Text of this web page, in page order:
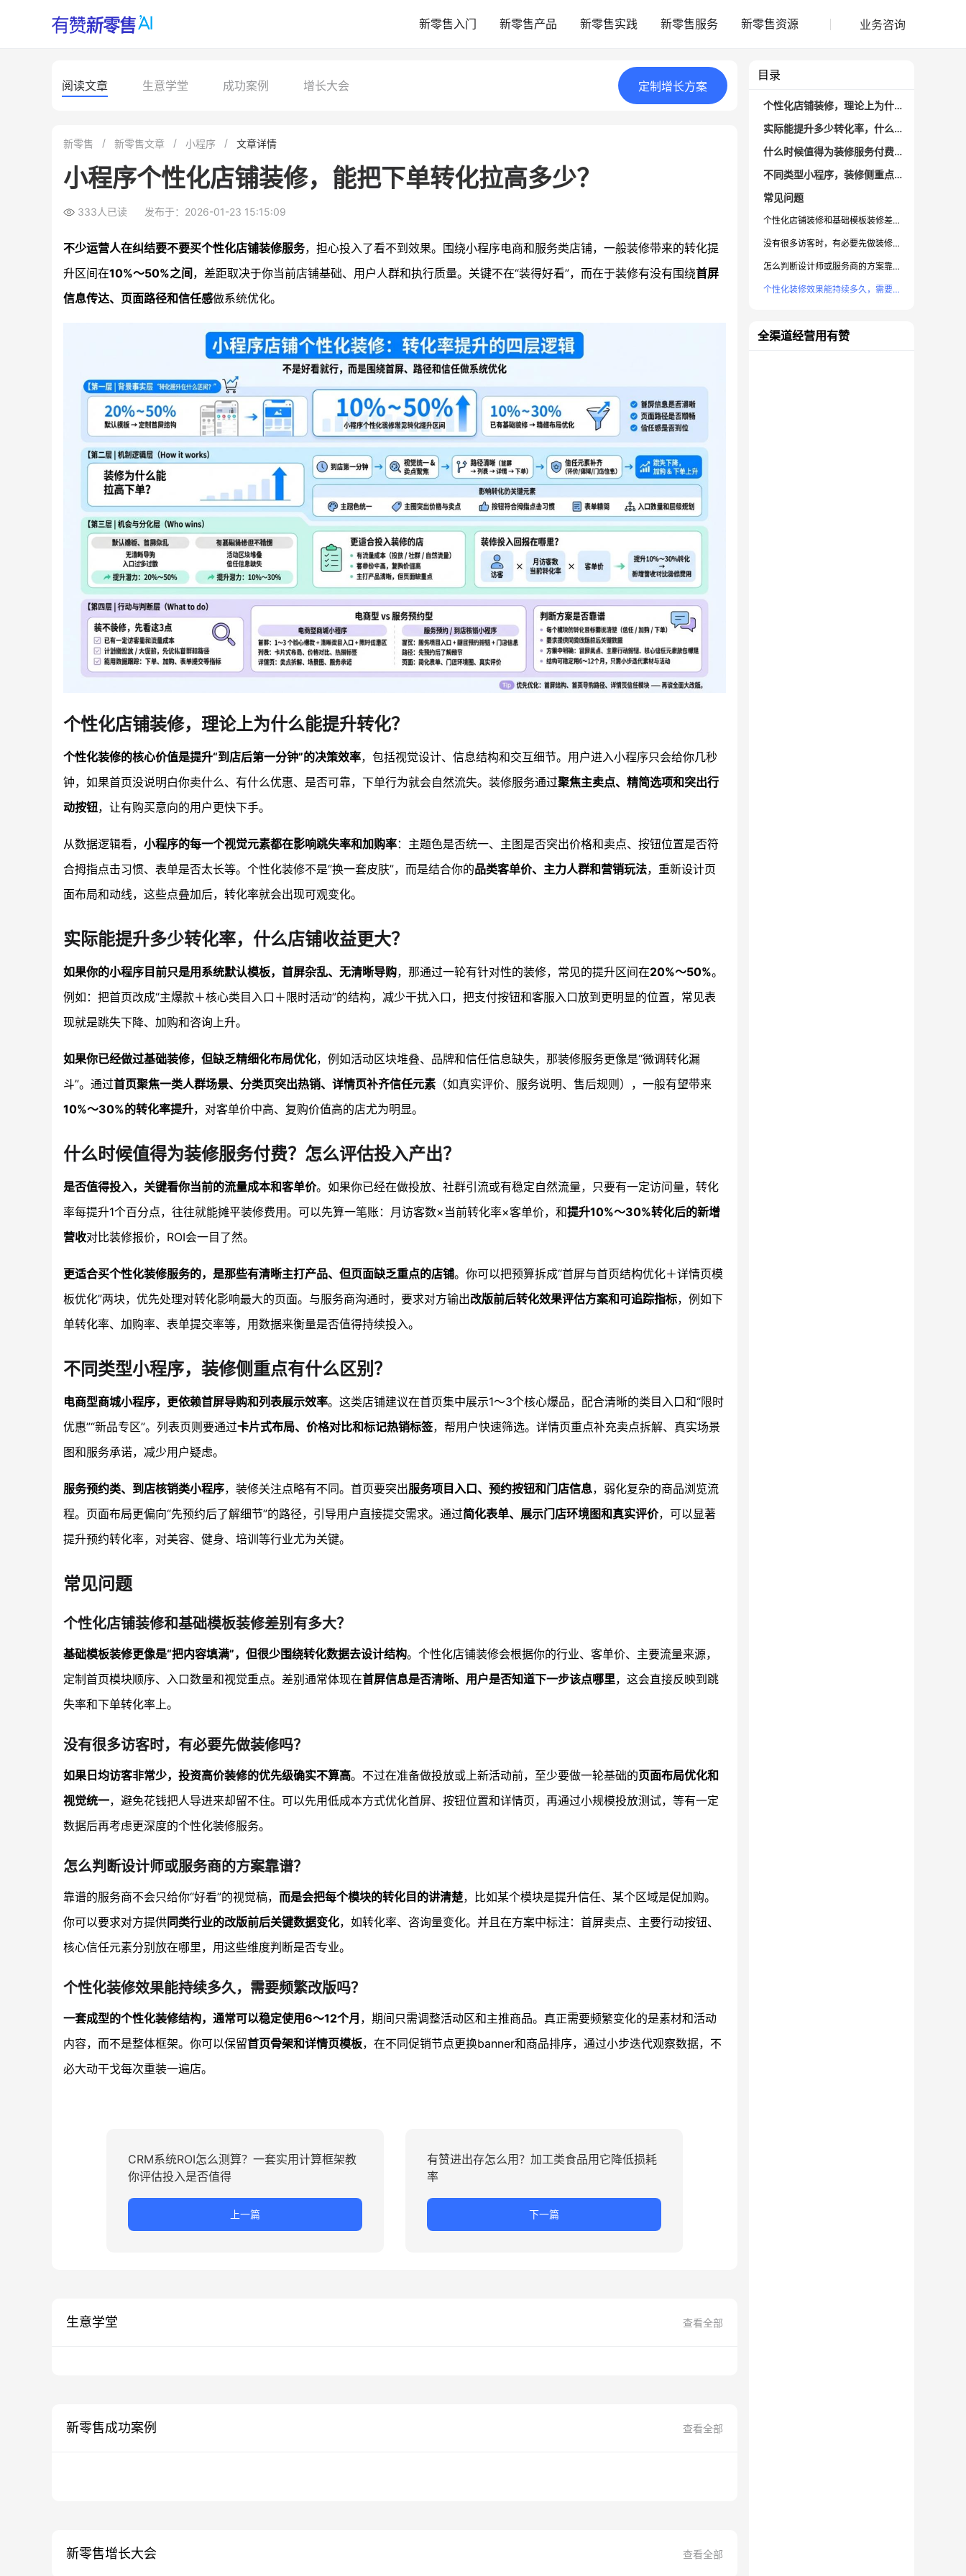
新零售入门 新零售产品 新零售实践 新零售服务 新零售资源 业务咨询
阅读文章 生意学堂 成功案例 增长大会 定制 增长方案
新零售 新零售文章 小程序 文章详情
小程序个性化店铺装修，能把下单转化拉高多少？
333人已读 发布于：2026-01-23 15:15:09
不少运营人在纠结要不要买个性化店铺装修服务，担心投入了看不到效果。围绕小程序电商和服务类店铺，一般装修带来的转化提
升区间在10%～50%之间 ，差距取决于你当前店铺基础、用户人群和执行质量。关键不在“装得好看”，而在于装修有没有围绕首屏
信息传达、页面路径和信任感做系统优化。
个性化店铺装修，理论上为什么能提升转化？
个性化装修的核心价值是提升“到店后第一分钟”的决策效率，包括视觉设计、信息结构和交互细节。用户进入小程序只会给你几秒
钟，如果首页没说明白你卖什么、有什么优惠、是否可靠，下单行为就会自然流失。装修服务通过聚焦主卖点、精简选项和突出行
动按钮，让有购买意向的用户更快下手。
从数据逻辑看， 小程序的每一个视觉元素都在影响跳失率和加购率：主题色是否统一、主图是否突出价格和卖点、按钮位置是否符
合拇指点击习惯、表单是否太长等。个性化装修不是“换一套皮肤”，而是结合你的品类客单价、主力人群和营销玩法，重新设计页
面布局和动线，这些点叠加后，转化率就会出现可观变化。
实际能提升多少转化率，什么店铺收益更大？
如果你的小程序目前只是用系统默认模板，首屏杂乱、无清晰导购，那通过一轮有针对性的装修，常见的提升区间在20%～50%。
例如：把首页改成“主爆款＋核心类目入口＋限时活动”的结构，减少干扰入口，把支付按钮和客服入口放到更明显的位置，常见表
现就是跳失下降、加购和咨询上升。
如果你已经做过基础装修，但缺乏精细化布局优化，例如活动区块堆叠、品牌和信任信息缺失，那装修服务更像是“微调转化漏
斗”。通过首页聚焦一类人群场景、分类页突出热销、详情页补齐信任元素 （如真实评价、服务说明、售后规则），一般有望带来
10%～30%的转化率提升，对客单价中高、复购价值高的店尤为明显。
什么时候值得为装修服务付费？怎么评估投入产出？
是否值得投入，关键看你当前的流量成本和客单价。如果你已经在做投放、社群引流或有稳定自然流量，只要有一定访问量，转化
率每提升1个百分点，往往就能摊平装修费用。可以先算一笔账：月访客数×当前转化率×客单价，和提升10%～30%转化后的新增
营收对比装修报价，ROI会一目了然。
更适合买个性化装修服务的，是那些有清晰主打产品、但页面缺乏重点的店铺。你可以把预算拆成“首屏与首页结构优化＋详情页模
板优化”两块，优先处理对转化影响最大的页面。与服务商沟通时，要求对方输出改版前后转化效果评估方案和可追踪指标，例如下
单转化率、加购率、表单提交率等，用数据来衡量是否值得持续投入。
不同类型小程序，装修侧重点有什么区别？
电商型商城小程序，更依赖首屏导购和列表展示效率。这类店铺建议在首页集中展示1～3个核心爆品，配合清晰的类目入口和“限时
优惠”“新品专区”。列表页则要通过卡片式布局、价格对比和标记热销标签，帮用户快速筛选。详情页重点补充卖点拆解、真实场景
图和服务承诺，减少用户疑虑。
服务预约类、到店核销类小程序，装修关注点略有不同。首页要突出服务项目入口、预约按钮和门店信息，弱化复杂的商品浏览流
程。页面布局更偏向“先预约后了解细节”的路径，引导用户直接提交需求。通过简化表单、展示门店环境图和真实评价，可以显著
提升预约转化率，对美容、健身、培训等行业尤为关键。
常见问题
个性化店铺装修和基础模板装修差别有多大？
基础模板装修更像是“把内容填满”，但很少围绕转化数据去设计结构。个性化店铺装修会根据你的行业、客单价、主要流量来源，
定制首页模块顺序、入口数量和视觉重点。差别通常体现在首屏信息是否清晰、用户是否知道下一步该点哪里，这会直接反映到跳
失率和下单转化率上。
没有很多访客时，有必要先做装修吗？
如果日均访客非常少，投资高价装修的优先级确实不算高。不过在准备做投放或上新活动前，至少要做一轮基础的页面布局优化和
视觉统一，避免花钱把人导进来却留不住。可以先用低成本方式优化首屏、按钮位置和详情页，再通过小规模投放测试，等有一定
数据后再考虑更深度的个性化装修服务。
怎么判断设计师或服务商的方案靠谱？
靠谱的服务商不会只给你“好看”的视觉稿， 而是会把每个模块的转化目的讲清楚，比如某个模块是提升信任、某个区域是促加购。
你可以要求对方提供同类行业的改版前后关键数据变化，如转化率、咨询量变化。并且在方案中标注：首屏卖点、主要行动按钮、
核心信任元素分别放在哪里，用这些维度判断是否专业。
个性化装修效果能持续多久，需要频繁改版吗？
一套成型的个性化装修结构，通常可以稳定使用6～12个月 ，期间只需调整活动区和主推商品。真正需要频繁变化的是素材和活动
内容，而不是整体框架。你可以保留首页骨架和详情页模板，在不同促销节点更换banner和商品排序，通过小步迭代观察数据，不
必大动干戈每次重装一遍店。
CRM系统ROI怎么测算？一套实用计算框架教
你评估投入是否值得
上一篇
有赞进出存怎么用？加工类食品用它降低损耗
率
下一篇
生意学堂 查看全部
新零售成功案例 查看全部
新零售增长大会 查看全部
目录
个性化店铺装修，理论上为什么能提升转化？
实际能提升多少转化率，什么店铺收益更大？
什么时候值得为装修服务付费？怎么评估投入产出？
不同类型小程序，装修侧重点有什么区别？
常见问题
个性化店铺装修和基础模板装修差别有多大？
没有很多访客时，有必要先做装修吗？
怎么判断设计师或服务商的方案靠谱？
个性化装修效果能持续多久，需要频繁改版吗？
全渠道经营用有赞